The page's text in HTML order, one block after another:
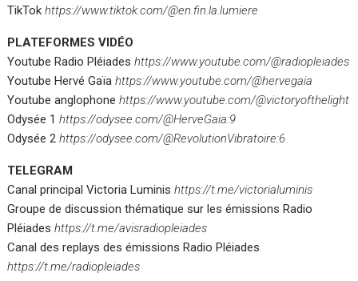
TikTokhttps://www.tiktok.com/@en.fin.la.lumiere
PLATEFORMES VIDÉO
Youtube Radio Pléiadeshttps://www.youtube.com/@radiopleiades
Youtube Hervé Gaïahttps://www.youtube.com/@hervegaia
Youtube anglophonehttps://www.youtube.com/@victoryofthelight
Odysée 1https://odysee.com/@HerveGaia:9
Odysée 2https://odysee.com/@RevolutionVibratoire:6
TELEGRAM
Canal principal Victoria Luminishttps://t.me/victorialuminis
Groupe de discussion thématique sur les émissions Radio
Pléiadeshttps://t.me/avisradiopleiades
Canal des replays des émissions Radio Pléiades
https://t.me/radiopleiades